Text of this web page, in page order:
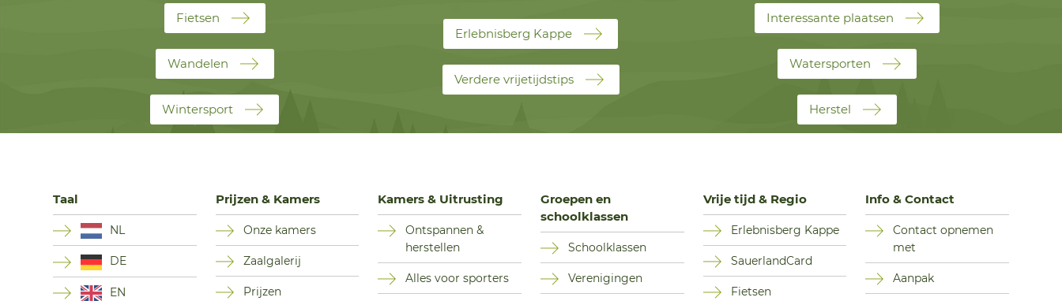
Fietsen
Wandelen
Wintersport
Erlebnisberg Kappe
Verdere vrijetijdstips
Interessante plaatsen
Watersporten
Herstel
Taal
NL
DE
EN
Prijzen & Kamers
Onze kamers
Zaalgalerij
Prijzen
Kamers & Uitrusting
Ontspannen &
herstellen
Alles voor sporters
Groepen en
schoolklassen
Schoolklassen
Verenigingen
Vrije tijd & Regio
Erlebnisberg Kappe
SauerlandCard
Fietsen
Info & Contact
Contact opnemen
met
Aanpak